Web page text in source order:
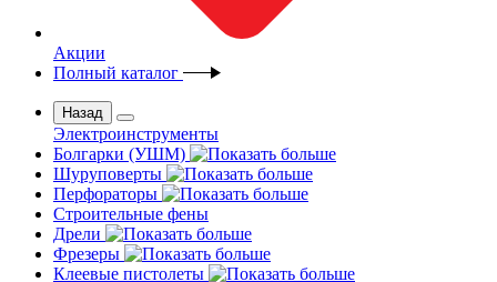
Акции
Полный каталог
Назад
Электроинструменты
Болгарки (УШМ)
Шуруповерты
Перфораторы
Строительные фены
Дрели
Фрезеры
Клеевые пистолеты